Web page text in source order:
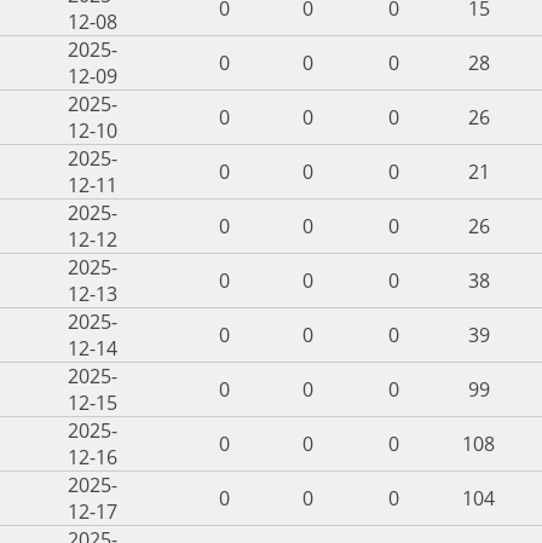
12-08
0 0 0
15
2025-
12-09
0 0 0
28
2025-
12-10
0 0 0
26
2025-
12-11
0 0 0
21
2025-
12-12
0 0 0
26
2025-
12-13
0 0 0
38
2025-
12-14
0 0 0
39
2025-
12-15
0 0 0
99
2025-
12-16
0 0 0
108
2025-
12-17
0 0 0
104